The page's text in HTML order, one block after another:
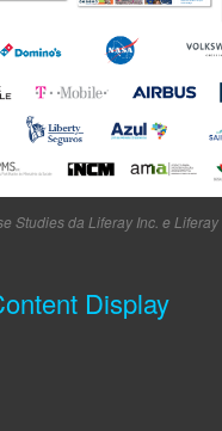
Studies da Liferay Inc. e
Display